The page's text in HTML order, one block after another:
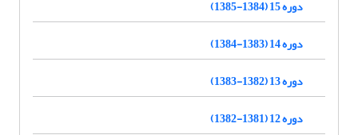
دوره 15 (1384-1385)
دوره 14 (1383-1384)
دوره 13 (1382-1383)
دوره 12 (1381-1382)